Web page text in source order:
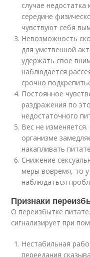
случае
середине
чувствуют себя
Невозможность
для умственной
удержать свое
наблюдается
срочно
Постоянное
раздражения по
недостаточного
Вес не
организме
накапливать
Снижение
меры вовремя, то
наблюдаться
Признаки
О переизбытке
сигнализирует при
Нестабильная
переедания